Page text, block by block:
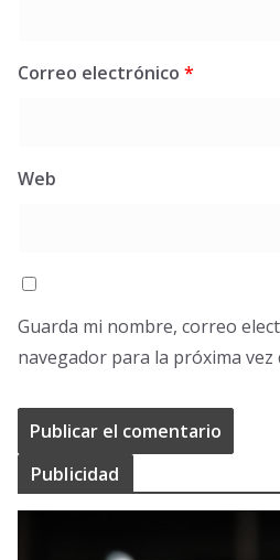
Correo electrónico *
Web
Guarda mi nombre, correo
navegador para la próxima vez
Publicidad